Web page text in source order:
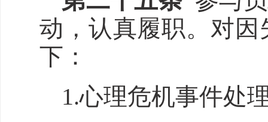
动，认真履职。对
下：
1.心理危机事件处